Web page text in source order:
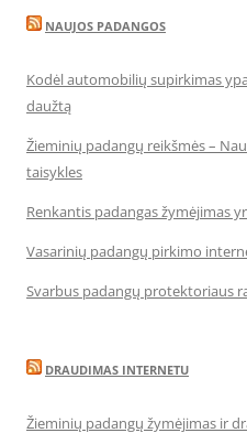
NAUJOS PADANGOS
Kodėl automobilių supirkimas
daužtą
Žieminių padangų reikšmės –
taisykles
Renkantis padangas žymėjimas
Vasarinių padangų pirkimo
Svarbus padangų protektoriaus
DRAUDIMAS INTERNETU
Žieminių padangų žymėjimas ir